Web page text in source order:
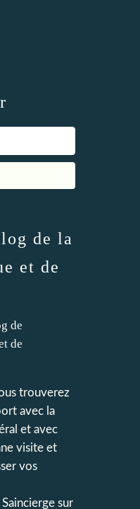
de la
et de
trouverez
avec la
et avec
visite et
vos
sur